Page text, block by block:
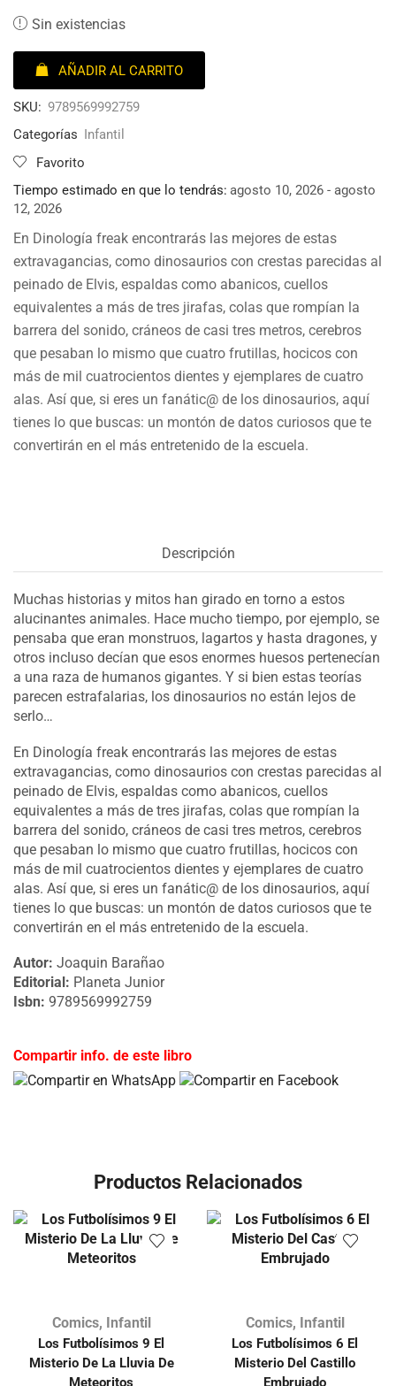
Sin existencias
AÑADIR AL CARRITO
SKU: 9789569992759
Categorías Infantil
Favorito
Tiempo estimado en que lo tendrás: agosto 10, 2026 - agosto
12, 2026
En Dinología freak encontrarás las mejores de estas
extravagancias, como dinosaurios con crestas parecidas al
peinado de Elvis, espaldas como abanicos, cuellos
equivalentes a más de tres jirafas, colas que rompían la
barrera del sonido, cráneos de casi tres metros, cerebros
que pesaban lo mismo que cuatro frutillas, hocicos con
más de mil cuatrocientos dientes y ejemplares de cuatro
alas. Así que, si eres un fanátic@ de los dinosaurios, aquí
tienes lo que buscas: un montón de datos curiosos que te
convertirán en el más entretenido de la escuela.
Descripción
Muchas historias y mitos han girado en torno a estos
alucinantes animales. Hace mucho tiempo, por ejemplo, se
pensaba que eran monstruos, lagartos y hasta dragones, y
otros incluso decían que esos enormes huesos pertenecían
a una raza de humanos gigantes. Y si bien estas teorías
parecen estrafalarias, los dinosaurios no están lejos de
serlo…
En Dinología freak encontrarás las mejores de estas
extravagancias, como dinosaurios con crestas parecidas al
peinado de Elvis, espaldas como abanicos, cuellos
equivalentes a más de tres jirafas, colas que rompían la
barrera del sonido, cráneos de casi tres metros, cerebros
que pesaban lo mismo que cuatro frutillas, hocicos con
más de mil cuatrocientos dientes y ejemplares de cuatro
alas. Así que, si eres un fanátic@ de los dinosaurios, aquí
tienes lo que buscas: un montón de datos curiosos que te
convertirán en el más entretenido de la escuela.
Autor: Joaquin Barañao
Editorial: Planeta Junior
Isbn: 9789569992759
Compartir info. de este libro
Productos Relacionados
Comics, Infantil
Los Futbolísimos 9 El
Misterio De La Lluvia De
Meteoritos
Comics, Infantil
Los Futbolísimos 6 El
Misterio Del Castillo
Embrujado